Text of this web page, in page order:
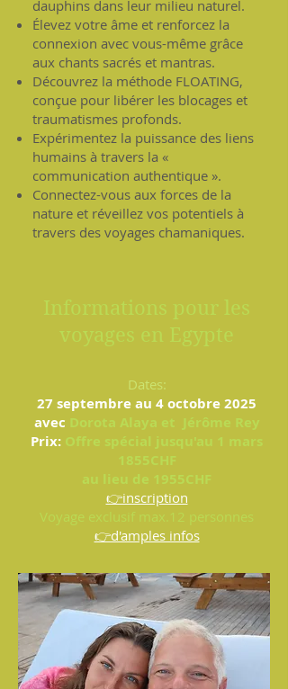
dauphins dans leur milieu naturel.
Élevez votre âme et renforcez la
connexion avec vous-même grâce
aux chants sacrés et mantras.
Découvrez la méthode FLOATING,
conçue pour libérer les blocages et
traumatismes profonds.
Expérimentez la puissance des liens
humains à travers la «
communication authentique ».
Connectez-vous aux forces de la
nature et réveillez vos potentiels à
travers des voyages chamaniques.​
Informations pour les
voyages en Egypte
Dates:
27 septembre au 4 octobre 2025
avec Dorota Alaya et Jérôme Rey
Prix: Offre spécial jusqu'au 1 mars
1855CHF
au lieu de 1955CHF
👉inscription
Voyage exclusif max.12 personnes
👉d'amples infos